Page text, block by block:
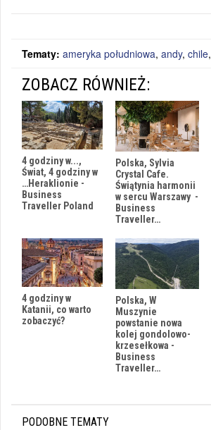
Tematy: ameryka południowa, andy, chile,
ZOBACZ RÓWNIEŻ:
4 godziny w...,
Świat, 4 godziny w
…Heraklionie -
Business
Traveller Poland
Polska, Sylvia
Crystal Cafe.
Świątynia harmonii
w sercu Warszawy -
Business
Traveller…
4 godziny w
Katanii, co warto
zobaczyć?
Polska, W
Muszynie
powstanie nowa
kolej gondolowo-
krzesełkowa -
Business
Traveller…
PODOBNE TEMATY